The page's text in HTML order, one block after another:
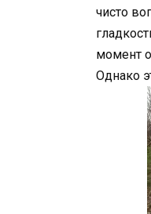
чисто
момент
Однако